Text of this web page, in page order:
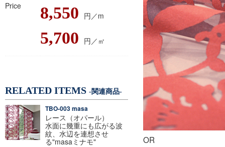
Price
8,550 円／m
5,700 円／㎡
RELATED ITEMS -関連商品-
TBO-003 masa
レース（オパール）
水面に幾重にも広がる波
紋、水辺を連想させ
る"masaミナモ"
OR